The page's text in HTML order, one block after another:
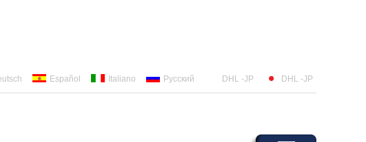
Español Italiano Русский DHL -JP DHL -JP